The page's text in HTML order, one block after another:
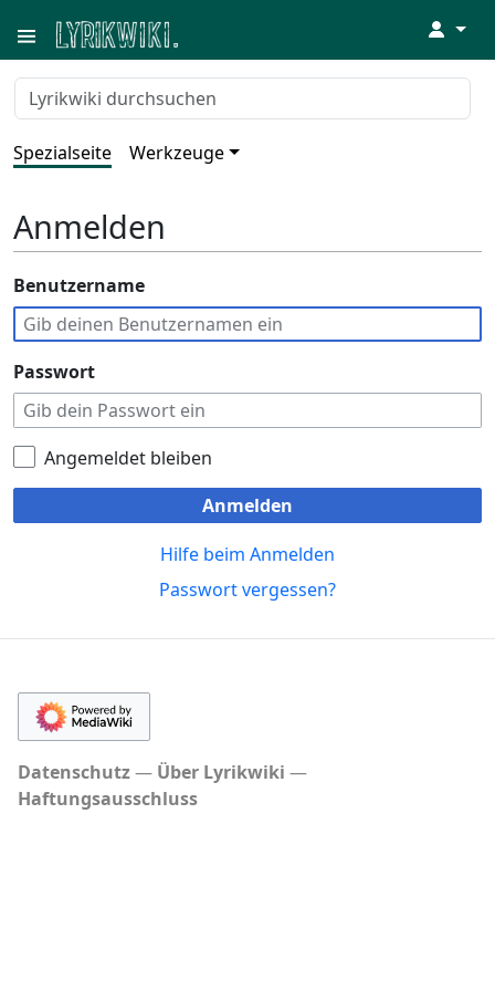
↓
Spezialseite Werkzeuge
Anmelden
Benutzername
Passwort
Angemeldet bleiben
Anmelden
Hilfe beim Anmelden
Passwort vergessen?
Datenschutz
Über Lyrikwiki
Haftungsausschluss